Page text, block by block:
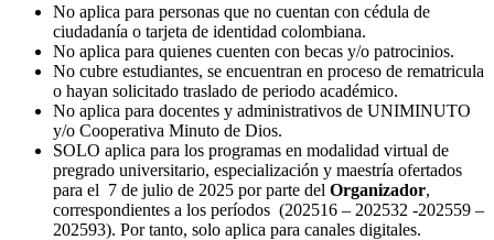
No aplica para personas que no cuentan con cédula de
ciudadanía o tarjeta de identidad colombiana.
No aplica para quienes cuenten con becas y/o patrocinios.
No cubre estudiantes, se encuentran en proceso de rematricula
o hayan solicitado traslado de periodo académico.
No aplica para docentes y administrativos de UNIMINUTO
y/o Cooperativa Minuto de Dios.
SOLO aplica para los programas en modalidad virtual de
pregrado universitario, especialización y maestría ofertados
para el 7 de julio de 2025 por parte del Organizador,
correspondientes a los períodos (202516 – 202532 -202559 –
202593). Por tanto, solo aplica para canales digitales.